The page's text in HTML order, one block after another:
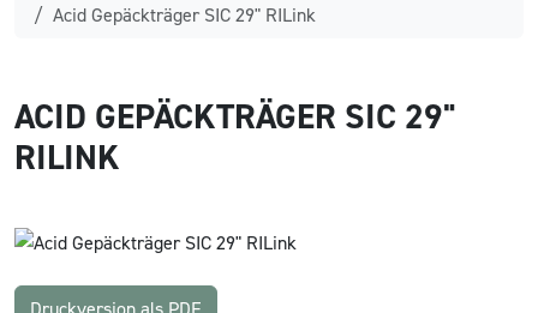
Acid Gepäckträger SIC 29" RILink
ACID GEPÄCKTRÄGER SIC 29"
RILINK